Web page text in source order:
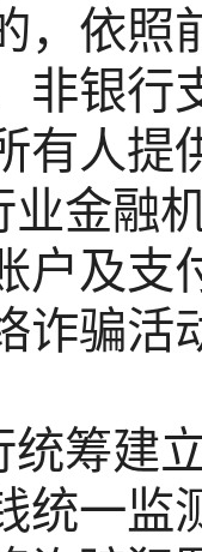
，依照
非银行
有人提
业金融
户及支
诈骗活
统筹建
统一监